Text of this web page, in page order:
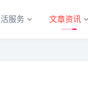
服务 文章资讯